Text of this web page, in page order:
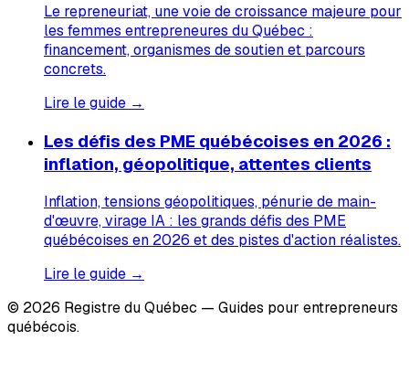
Le repreneuriat, une voie de croissance majeure pour
les femmes entrepreneures du Québec :
financement, organismes de soutien et parcours
concrets.
Lire le guide →
Les défis des PME québécoises en 2026 :
inflation, géopolitique, attentes clients
Inflation, tensions géopolitiques, pénurie de main-
d'œuvre, virage IA : les grands défis des PME
québécoises en 2026 et des pistes d'action réalistes.
Lire le guide →
© 2026 Registre du Québec — Guides pour entrepreneurs
québécois.